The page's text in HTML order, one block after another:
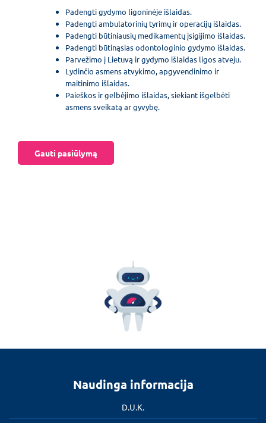
Padengti gydymo ligoninėje išlaidas.
Padengti ambulatorinių tyrimų ir operacijų išlaidas.
Padengti būtiniausių medikamentų įsigijimo išlaidas.
Padengti būtinąsias odontologinio gydymo išlaidas.
Parvežimo į Lietuvą ir gydymo išlaidas ligos atveju.
Lydinčio asmens atvykimo, apgyvendinimo ir
maitinimo išlaidas.
Paieškos ir gelbėjimo išlaidas, siekiant išgelbėti
asmens sveikatą ar gyvybę.
Gauti pasiūlymą
Naudinga informacija
D.U.K.